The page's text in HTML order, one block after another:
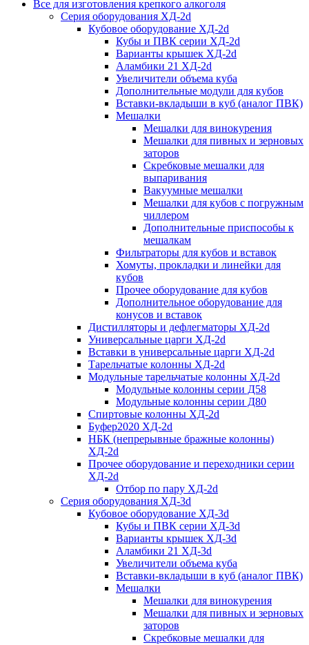
Все для изготовления крепкого алкоголя
Серия оборудования ХД-2d
Кубовое оборудование ХД-2d
Кубы и ПВК серии ХД-2d
Варианты крышек ХД-2d
Аламбики 21 ХД-2d
Увеличители объема куба
Дополнительные модули для кубов
Вставки-вкладыши в куб (аналог ПВК)
Мешалки
Мешалки для винокурения
Мешалки для пивных и зерновых
заторов
Скребковые мешалки для
выпаривания
Вакуумные мешалки
Мешалки для кубов с погружным
чиллером
Дополнительные приспособы к
мешалкам
Фильтраторы для кубов и вставок
Хомуты, прокладки и линейки для
кубов
Прочее оборудование для кубов
Дополнительное оборудование для
конусов и вставок
Дистилляторы и дефлегматоры ХД-2d
Универсальные царги ХД-2d
Вставки в универсальные царги ХД-2d
Тарельчатые колонны ХД-2d
Модульные тарельчатые колонны ХД-2d
Модульные колонны серии Д58
Модульные колонны серии Д80
Спиртовые колонны ХД-2d
Буфер2020 ХД-2d
НБК (непрерывные бражные колонны)
ХД-2d
Прочее оборудование и переходники серии
ХД-2d
Отбор по пару ХД-2d
Серия оборудования ХД-3d
Кубовое оборудование ХД-3d
Кубы и ПВК серии ХД-3d
Варианты крышек ХД-3d
Аламбики 21 ХД-3d
Увеличители объема куба
Вставки-вкладыши в куб (аналог ПВК)
Мешалки
Мешалки для винокурения
Мешалки для пивных и зерновых
заторов
Скребковые мешалки для